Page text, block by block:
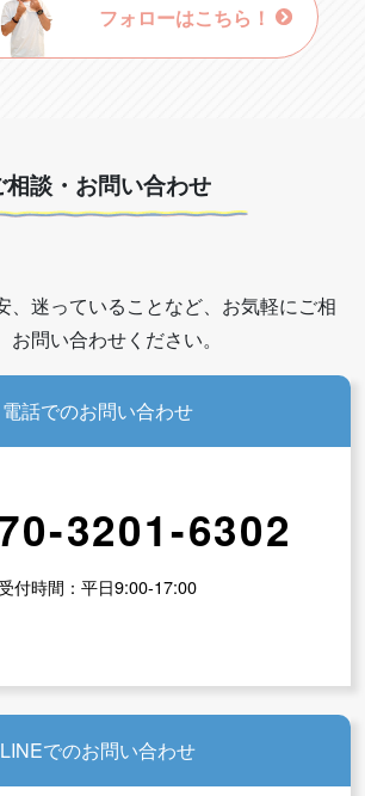
フォローはこちら！
相談・お問い合わせ
、迷っていることなど、お気軽にご相
お問い合わせください。
電話でのお問い合わせ
3201-6302
付時間：平日9:00-17:00
LINEでのお問い合わせ